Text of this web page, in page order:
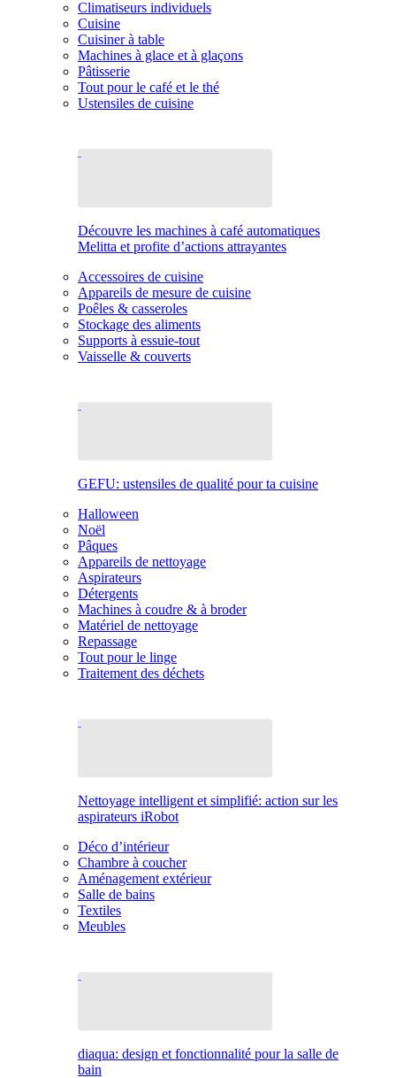
Climatiseurs individuels
Cuisine
Cuisiner à table
Machines à glace et à glaçons
Pâtisserie
Tout pour le café et le thé
Ustensiles de cuisine
Découvre les machines à café automatiques
Melitta et profite d’actions attrayantes
Accessoires de cuisine
Appareils de mesure de cuisine
Poêles & casseroles
Stockage des aliments
Supports à essuie-tout
Vaisselle & couverts
GEFU: ustensiles de qualité pour ta cuisine
Halloween
Noël
Pâques
Appareils de nettoyage
Aspirateurs
Détergents
Machines à coudre & à broder
Matériel de nettoyage
Repassage
Tout pour le linge
Traitement des déchets
Nettoyage intelligent et simplifié: action sur les
aspirateurs iRobot
Déco d’intérieur
Chambre à coucher
Aménagement extérieur
Salle de bains
Textiles
Meubles
diaqua: design et fonctionnalité pour la salle de
bain